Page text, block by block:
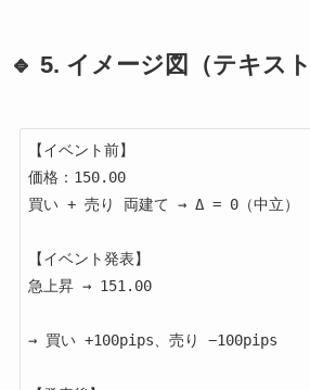
🔹 5. イメージ図（テキスト
【イベント前】
価格：150.00
買い + 売り 両建て → Δ = 0（中立）
【イベント発表】
急上昇 → 151.00
→ 買い +100pips、売り −100pips